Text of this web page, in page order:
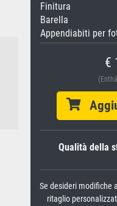
Finitura
Barella
Appendiabiti per
€
Qualità della
Se desideri modifiche
ritaglio